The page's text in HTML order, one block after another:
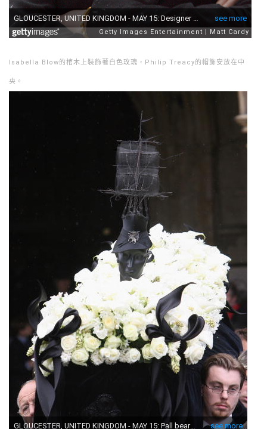
Isabella Blow的棺木上裝飾著白色玫瑰，Philip Treacy的帽飾安放在中
央。